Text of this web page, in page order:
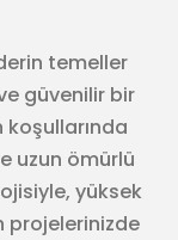
temeller
güvenilir bir
koşullarında
uzun ömürlü
yüksek
projelerinizde